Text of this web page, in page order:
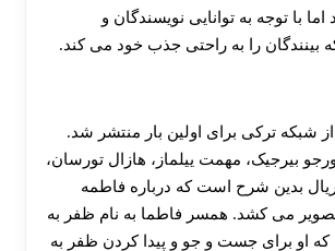
با توجه به توانایی نویسندگان و
را به راحتی جذب خود می کند.
سریال فاطما که یکی از سریال های ترکی محبوب می باشد در سال ۲۰۲۱ از شبکه ترکی برای اولین بار منتشر شد.
بیرجیک، مهمت ییلماز، هازال تورسان،
بدین شرح است که درباره فاطمه
به تصویر می کشد. همسر فاطما به نام ظفر به
که او برای جست و جو و پیدا کردن ظفر به